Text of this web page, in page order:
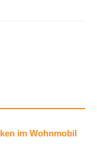
im Wohnmobil